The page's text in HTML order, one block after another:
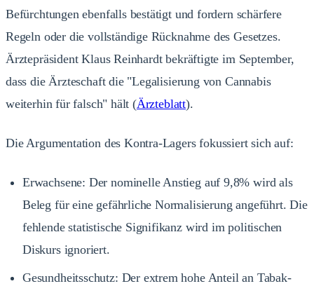
Befürchtungen ebenfalls bestätigt und fordern schärfere
Regeln oder die vollständige Rücknahme des Gesetzes.
Ärztepräsident Klaus Reinhardt bekräftigte im September,
dass die Ärzteschaft die "Legalisierung von Cannabis
weiterhin für falsch" hält (Ärzteblatt).
Die Argumentation des Kontra-Lagers fokussiert sich auf:
Erwachsene: Der nominelle Anstieg auf 9,8% wird als
Beleg für eine gefährliche Normalisierung angeführt. Die
fehlende statistische Signifikanz wird im politischen
Diskurs ignoriert.
Gesundheitsschutz: Der extrem hohe Anteil an Tabak-